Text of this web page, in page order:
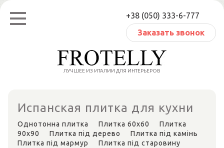
Перейти
содержанию
+38 (050) 333-6-777
Заказать звонок
ЛУЧШЕЕ ИЗ ИТАЛИИ ДЛЯ ИНТЕРЬЕРОВ
Испанская плитка для кухни
Однотонна плитка Плитка 60х60
Плитка
90x90
Плитка під дерево
Плитка під камінь
Плитка під мармур
Плитка під старовину